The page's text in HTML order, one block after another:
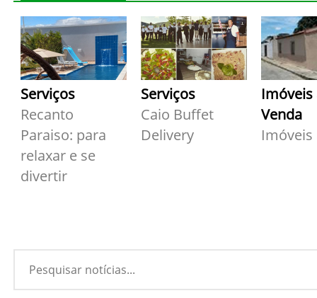
Serviços
Recanto
Paraiso: para
relaxar e se
divertir
Serviços
Caio Buffet
Delivery
Imóveis
Venda
Imóveis